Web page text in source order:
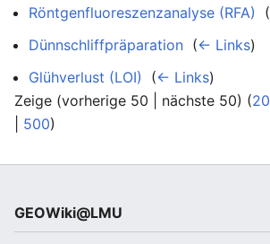
Röntgenfluoreszenzanalyse (RFA)
(
Dünnschliffpräparation (← Links)
Glühverlust (LOI)
(← Links)
Zeige (vorherige 50 | nächste 50) (20
500)
GEOWiki@LMU